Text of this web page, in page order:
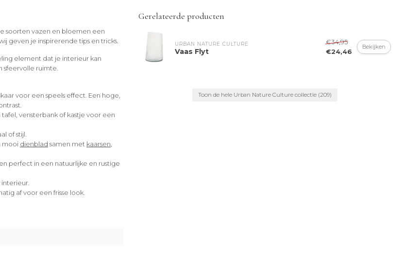
soorten vazen en bloemen een
geven je inspirerende tips en tricks.
element dat je interieur kan
sfeervolle ruimte.
voor een speels effect. Een hoge,
vensterbank of kastje voor een
of stijl.
mooi dienblad samen met kaarsen
perfect in een natuurlijke en rustige
af voor een frisse look.
Gerelateerde producten
URBAN NATURE CULTURE
Vaas Flyt
€34,95
€24,46
Bekijken
Toon de hele Urban Nature Culture collectie (209)